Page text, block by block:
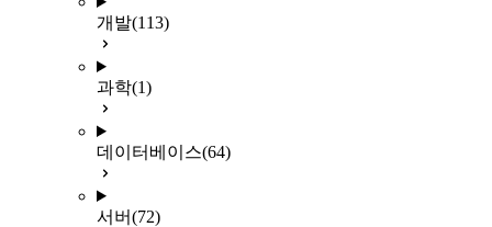
개발(113)
과학(1)
데이터베이스(64)
서버(72)